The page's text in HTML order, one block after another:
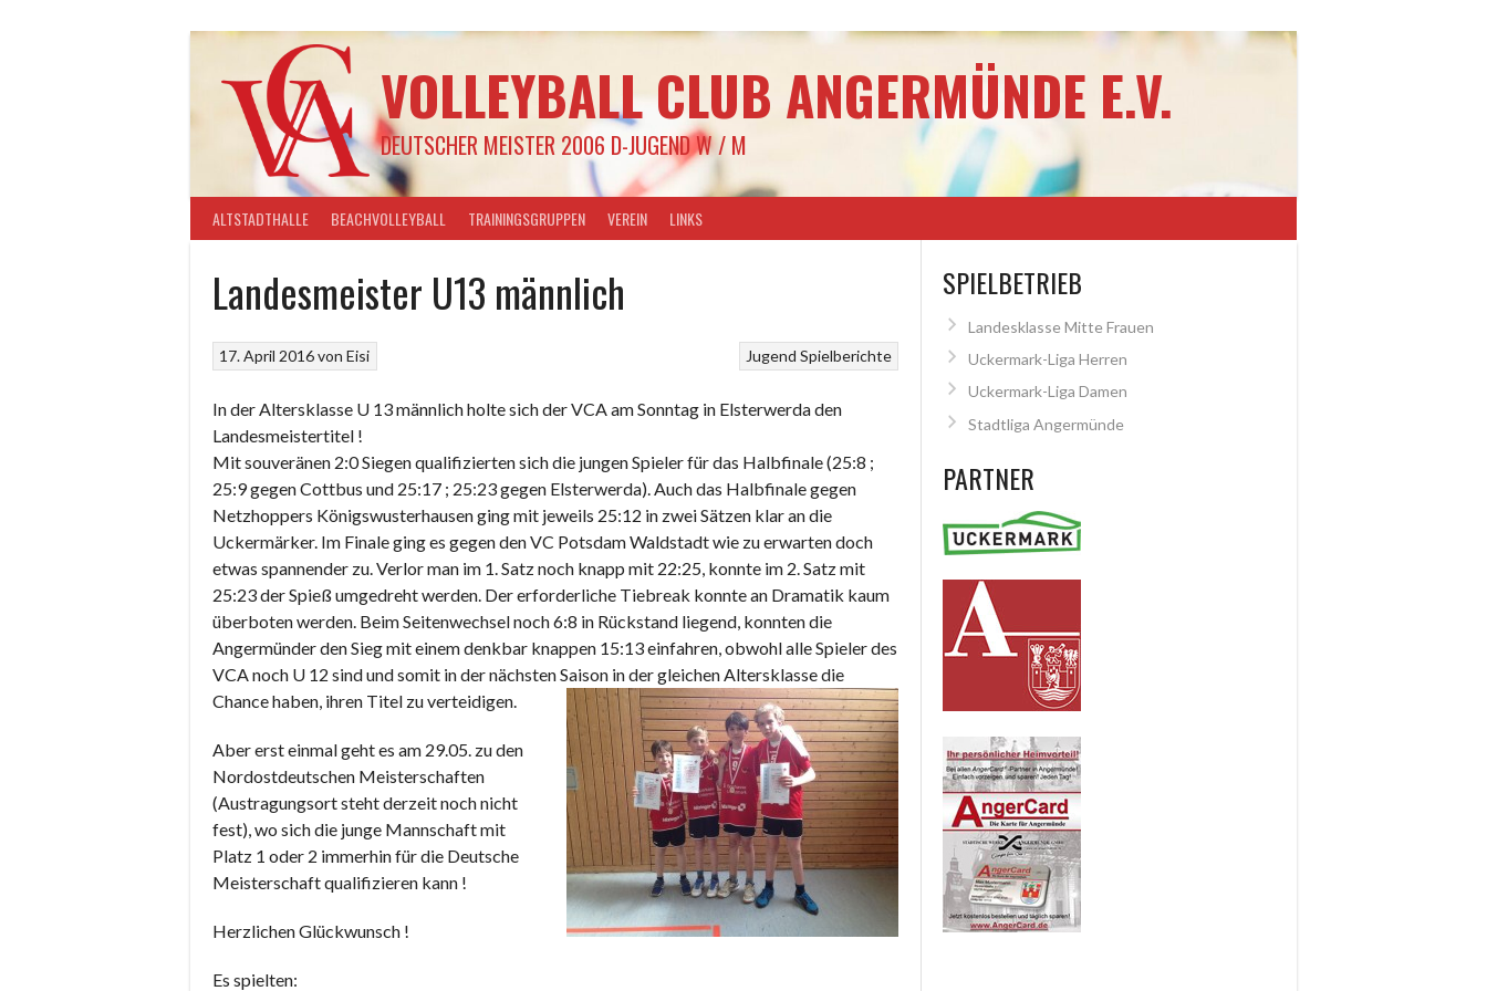
VOLLEYBALL CLUB ANGERMÜNDE E.V.
DEUTSCHER MEISTER 2006 D-JUGEND W / M
ALTSTADTHALLE BEACHVOLLEYBALL TRAININGSGRUPPEN VEREIN LINKS
Landesmeister U13 männlich
Jugend Spielberichte
17. April 2016vonEisi
In der Altersklasse U 13 männlich holte sich der VCA am Sonntag in Elsterwerda den
Landesmeistertitel !
Mit souveränen 2:0 Siegen qualifizierten sich die jungen Spieler für das Halbfinale (25:8 ;
25:9 gegen Cottbus und 25:17 ; 25:23 gegen Elsterwerda). Auch das Halbfinale gegen
Netzhoppers Königswusterhausen ging mit jeweils 25:12 in zwei Sätzen klar an die
Uckermärker. Im Finale ging es gegen den VC Potsdam Waldstadt wie zu erwarten doch
etwas spannender zu. Verlor man im 1. Satz noch knapp mit 22:25, konnte im 2. Satz mit
25:23 der Spieß umgedreht werden. Der erforderliche Tiebreak konnte an Dramatik kaum
überboten werden. Beim Seitenwechsel noch 6:8 in Rückstand liegend, konnten die
Angermünder den Sieg mit einem denkbar knappen 15:13 einfahren, obwohl alle Spieler des
VCA noch U 12 sind und somit in der nächsten Saison in der gleichen Altersklasse die
Chance haben, ihren Titel zu verteidigen.
Aber erst einmal geht es am 29.05. zu den
Nordostdeutschen Meisterschaften
(Austragungsort steht derzeit noch nicht
fest), wo sich die junge Mannschaft mit
Platz 1 oder 2 immerhin für die Deutsche
Meisterschaft qualifizieren kann !
Herzlichen Glückwunsch !
Es spielten:
SPIELBETRIEB
Landesklasse Mitte Frauen
Uckermark-Liga Herren
Uckermark-Liga Damen
Stadtliga Angermünde
PARTNER